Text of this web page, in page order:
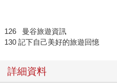
126 曼谷旅遊資訊
130 記下自己美好的旅遊回憶
詳細資料